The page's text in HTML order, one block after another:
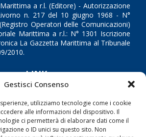
Gestisci Consenso
utilizziamo tecnologie come i cookie
alle informazioni del dispositivo. Il
ci permetterà di elaborare dati come il
o ID unici su questo sito. Non
a r.l. (Editore) - Autorizzazione
n. 217 del 10 giugno 1968 - N°
Operatori delle Comunicazioni)
Marittima a r.l.: N° 1301 Iscrizione
La Gazzetta Marittima al Tribunale
2010.
LINK
Shipping
Porti/Interporti
Trasporti